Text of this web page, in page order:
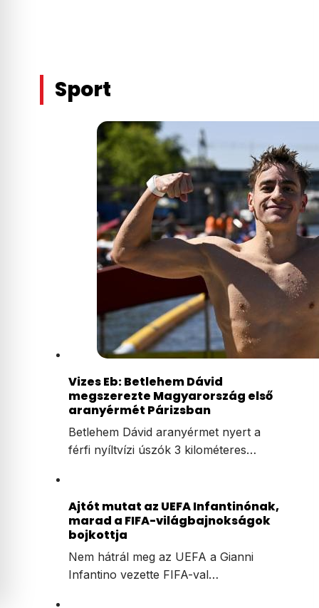
Sport
Vizes Eb: Betlehem Dávid
megszerezte Magyarország első
aranyérmét Párizsban
Betlehem Dávid aranyérmet nyert a
férfi nyíltvízi úszók 3 kilométeres…
Ajtót mutat az UEFA Infantinónak,
marad a FIFA-világbajnokságok
bojkottja
Nem hátrál meg az UEFA a Gianni
Infantino vezette FIFA-val…